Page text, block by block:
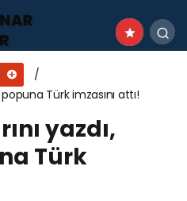
Türk imzasını attı!
yazdı,
Türk
Çıkarması
bol kahkahayla geçti